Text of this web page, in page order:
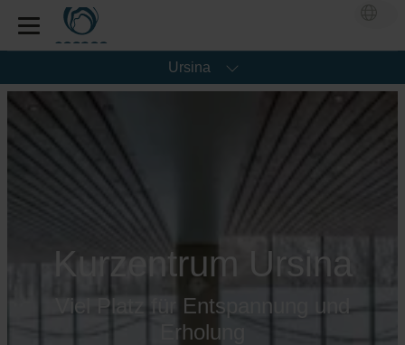
Ursina
Kurzentrum Ursina
Viel Platz für Entspannung und
Erholung